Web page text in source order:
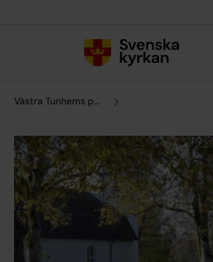
Västra Tunhems pastorat